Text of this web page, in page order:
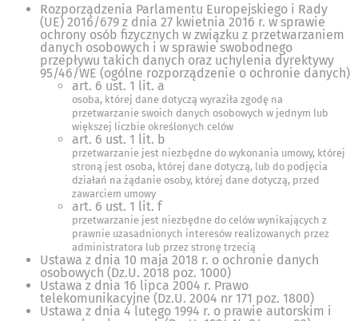
Rozporządzenia Parlamentu Europejskiego i Rady
(UE) 2016/679 z dnia 27 kwietnia 2016 r. w sprawie
ochrony osób fizycznych w związku z przetwarzaniem
danych osobowych i w sprawie swobodnego
przepływu takich danych oraz uchylenia dyrektywy
95/46/WE (ogólne rozporządzenie o ochronie danych)
art. 6 ust. 1 lit. a
osoba, której dane dotyczą wyraziła zgodę na
przetwarzanie swoich danych osobowych w jednym lub
większej liczbie określonych celów
art. 6 ust. 1 lit. b
przetwarzanie jest niezbędne do wykonania umowy, której
stroną jest osoba, której dane dotyczą, lub do podjęcia
działań na żądanie osoby, której dane dotyczą, przed
zawarciem umowy
art. 6 ust. 1 lit. f
przetwarzanie jest niezbędne do celów wynikających z
prawnie uzasadnionych interesów realizowanych przez
administratora lub przez stronę trzecią
Ustawa z dnia 10 maja 2018 r. o ochronie danych
osobowych (Dz.U. 2018 poz. 1000)
Ustawa z dnia 16 lipca 2004 r. Prawo
telekomunikacyjne (Dz.U. 2004 nr 171 poz. 1800)
Ustawa z dnia 4 lutego 1994 r. o prawie autorskim i